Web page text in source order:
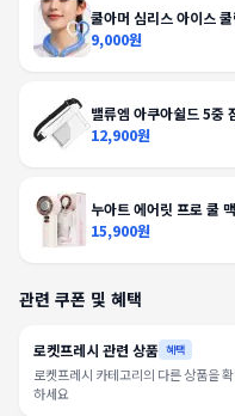
쿨아머 심리스 아이스
9,000원
밸류엠 아쿠아쉴드 5중
12,900원
누아트 에어릿 프로 쿨
15,900원
관련 쿠폰 및 혜택
로켓프레시 관련 상품 혜택
로켓프레시 카테고리의 다른 상품을
하세요